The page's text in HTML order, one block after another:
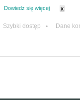
Dowiedz się więcej x
Szybki dostęp • Dane